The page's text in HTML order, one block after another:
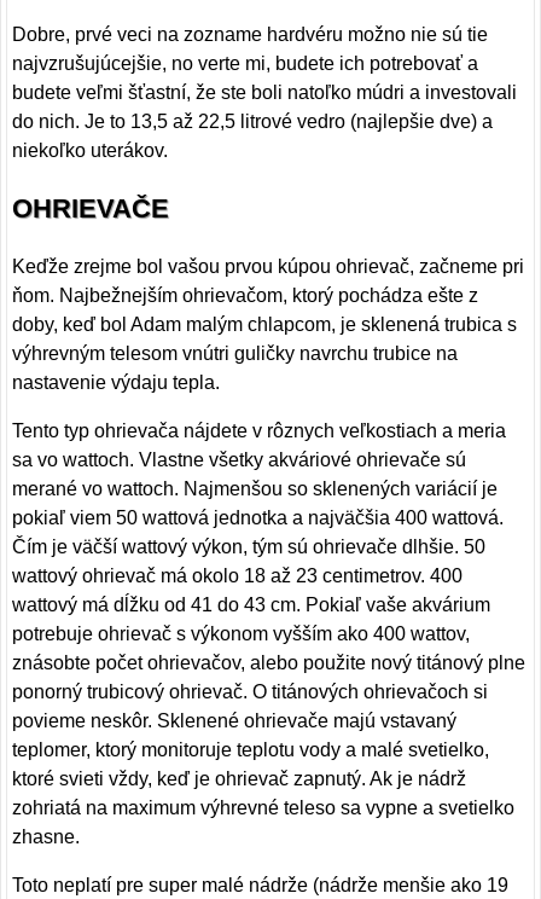
Dobre, prvé veci na zozname hardvéru možno nie sú tie
najvzrušujúcejšie, no verte mi, budete ich potrebovať a
budete veľmi šťastní, že ste boli natoľko múdri a investovali
do nich. Je to 13,5 až 22,5 litrové vedro (najlepšie dve) a
niekoľko uterákov.
OHRIEVAČE
Keďže zrejme bol vašou prvou kúpou ohrievač, začneme pri
ňom. Najbežnejším ohrievačom, ktorý pochádza ešte z
doby, keď bol Adam malým chlapcom, je sklenená trubica s
výhrevným telesom vnútri guličky navrchu trubice na
nastavenie výdaju tepla.
Tento typ ohrievača nájdete v rôznych veľkostiach a meria
sa vo wattoch. Vlastne všetky akváriové ohrievače sú
merané vo wattoch. Najmenšou so sklenených variácií je
pokiaľ viem 50 wattová jednotka a najväčšia 400 wattová.
Čím je väčší wattový výkon, tým sú ohrievače dlhšie. 50
wattový ohrievač má okolo 18 až 23 centimetrov. 400
wattový má dĺžku od 41 do 43 cm. Pokiaľ vaše akvárium
potrebuje ohrievač s výkonom vyšším ako 400 wattov,
znásobte počet ohrievačov, alebo použite nový titánový plne
ponorný trubicový ohrievač. O titánových ohrievačoch si
povieme neskôr. Sklenené ohrievače majú vstavaný
teplomer, ktorý monitoruje teplotu vody a malé svetielko,
ktoré svieti vždy, keď je ohrievač zapnutý. Ak je nádrž
zohriatá na maximum výhrevné teleso sa vypne a svetielko
zhasne.
Toto neplatí pre super malé nádrže (nádrže menšie ako 19